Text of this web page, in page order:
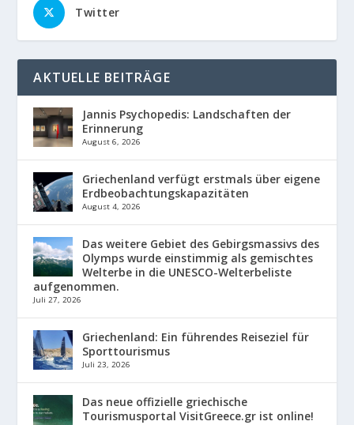
Twitter
AKTUELLE BEITRÄGE
Jannis Psychopedis: Landschaften der
Erinnerung
August 6, 2026
Griechenland verfügt erstmals über eigene
Erdbeobachtungskapazitäten
August 4, 2026
Das weitere Gebiet des Gebirgsmassivs des
Olymps wurde einstimmig als gemischtes
Welterbe in die UNESCO-Welterbeliste
aufgenommen.
Juli 27, 2026
Griechenland: Ein führendes Reiseziel für
Sporttourismus
Juli 23, 2026
Das neue offizielle griechische
Tourismusportal VisitGreece.gr ist online!